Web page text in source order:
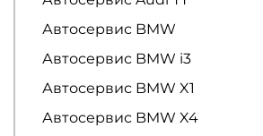
Автосервис BMW
Автосервис BMW i3
Автосервис BMW X1
Автосервис BMW X4